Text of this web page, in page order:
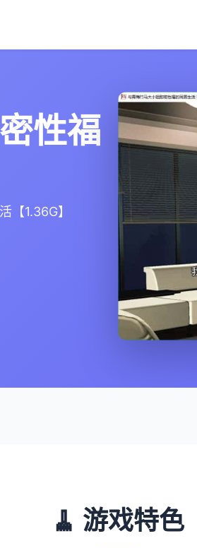
性福
【1.36G】
🧹 游戏特色